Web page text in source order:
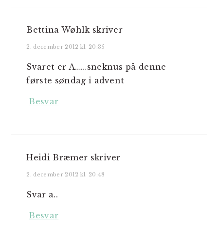
Bettina Wøhlk skriver
2. december 2012 kl. 20:35
Svaret er A……sneknus på denne
første søndag i advent
Besvar
Heidi Bræmer skriver
2. december 2012 kl. 20:48
Svar a..
Besvar